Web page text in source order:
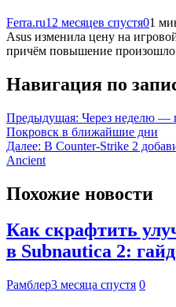
Ferra.ru12 месяцев спустя01
Asus изменила цену на
причём повышение произошло
Навигация по
Предыдущая: Через неделю —
Покровск в ближайшие дни
Далее: В Counter-Strike 2
Ancient
Похожие новости
Как скрафтить
в Subnautica 2: гайд
Рамблер3 месяца спустя 0